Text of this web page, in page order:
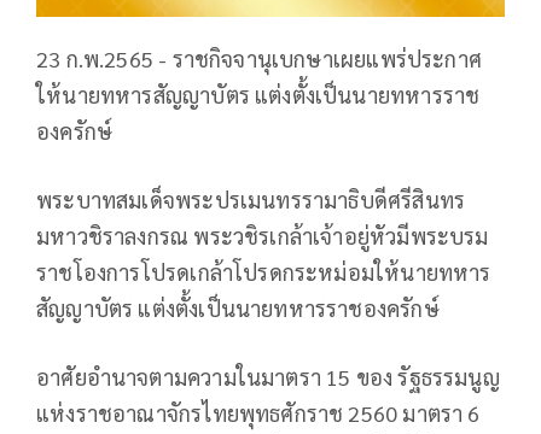
23 ก.พ.2565 - ราชกิจจานุเบกษาเผยแพร่ประกาศ
ให้นายทหารสัญญาบัตร แต่งตั้งเป็นนายทหารราช
องครักษ์
พระบาทสมเด็จพระปรเมนทรรามาธิบดีศรีสินทร
มหาวชิราลงกรณ พระวชิรเกล้าเจ้าอยู่หัวมีพระบรม
ราชโองการโปรดเกล้าโปรดกระหม่อมให้นายทหาร
สัญญาบัตร แต่งตั้งเป็นนายทหารราชองครักษ์
อาศัยอำนาจตามความในมาตรา 15 ของ รัฐธรรมนูญ
แห่งราชอาณาจักรไทยพุทธศักราช 2560 มาตรา 6